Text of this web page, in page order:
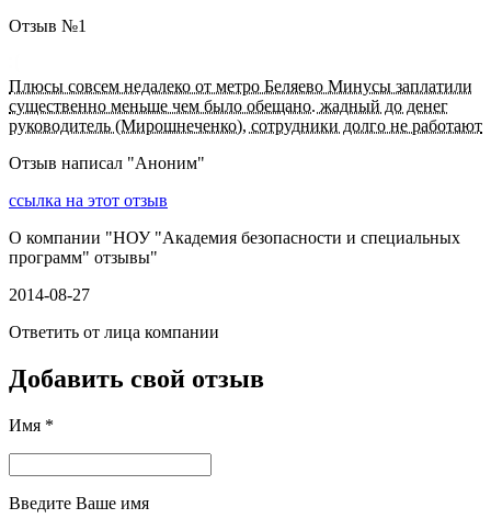
Отзыв №1
Плюсы совсем недалеко от метро Беляево Минусы заплатили
существенно меньше чем было обещано. жадный до денег
руководитель (Мирошнеченко), сотрудники долго не работают
Отзыв написал "Аноним"
ссылка на этот отзыв
О компании "НОУ "Академия безопасности и специальных
программ" отзывы"
2014-08-27
Ответить от лица компании
Добавить свой отзыв
Имя *
Введите Ваше имя